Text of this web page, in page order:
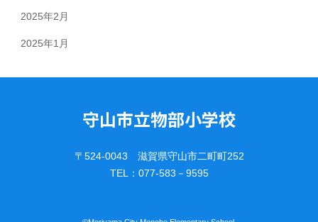
2025年2月
2025年1月
守山市立物部小学校
〒524-0043 滋賀県守山市二町町252
TEL：077-583－9595